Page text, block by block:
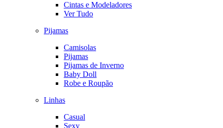
Cintas e Modeladores
Ver Tudo
Pijamas
Camisolas
Pijamas
Pijamas de Inverno
Baby Doll
Robe e Roupão
Linhas
Casual
Sexy